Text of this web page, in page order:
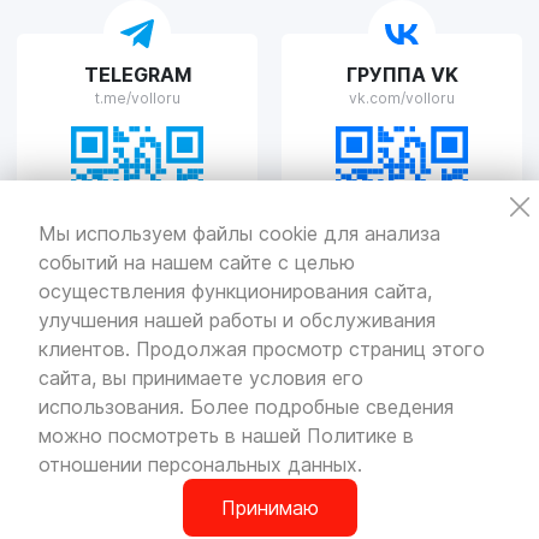
Мы используем файлы cookie для анализа
событий на нашем сайте с целью
осуществления функционирования сайта,
улучшения нашей работы и обслуживания
клиентов. Продолжая просмотр страниц этого
сайта, вы принимаете условия его
использования. Более подробные сведения
можно посмотреть в нашей Политике в
отношении персональных данных.
Принимаю
VOLLO Рязань
г. Рязань, улица Островского, д.109/2
Пн-Пт с 9:00 до 20:00, Сб-Вс выходной
VOLLO Тверь
г. Тверь, проспект Николая Корыткова, 17А
Пн-Пт с 9:00 до 19:00 Сб-Вс с 10:00 до 19:00
TELEGRAM
t.me/volloru
ГРУППА VK
vk.com/volloru
© Все права защищены. Информация сайта защищена законом
об авторских правах.
Политикаконфиденциальности
Разработкаи продвижение — «SeoOlimp»